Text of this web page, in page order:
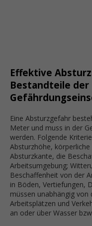
Effektive
Bestandteile der
Eine Absturzgefahr
Meter und muss in der
werden. Folgende
Absturzhöhe,
Absturzkante, die
Arbeitsumgebung;
Beschaffenheit von der
in Böden, Vertiefungen,
müssen unabhängig von
Arbeitsplätzen und
an oder über Wasser